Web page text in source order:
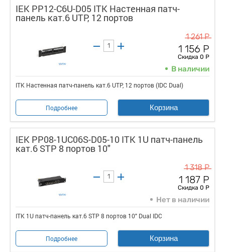
IEK PP12-C6U-D05 ITK Настенная патч-
панель кат.6 UTP, 12 портов
1 261 Р
1 156 Р
Скидка 0 Р
В наличии
ITK Настенная патч-панель кат.6 UTP, 12 портов (IDC Dual)
Подробнее Корзина
IEK PP08-1UC06S-D05-10 ITK 1U патч-панель
кат.6 STP 8 портов 10"
1 318 Р
1 187 Р
Скидка 0 Р
Нет в наличии
ITK 1U патч-панель кат.6 STP 8 портов 10" Dual IDC
Подробнее Корзина